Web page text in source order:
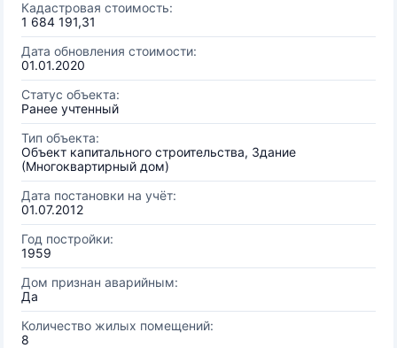
Кадастровая стоимость:
1 684 191,31
Дата обновления стоимости:
01.01.2020
Статус объекта:
Ранее учтенный
Тип объекта:
Объект капитального строительства, Здание
(Многоквартирный дом)
Дата постановки на учёт:
01.07.2012
Год постройки:
1959
Дом признан аварийным:
Да
Количество жилых помещений:
8